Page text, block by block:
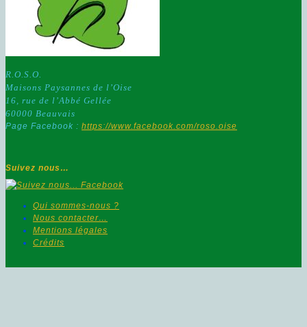
R.O.S.O.
Maisons Paysannes de l’Oise
16, rue de l’Abbé Gellée
60000 Beauvais
Page Facebook : https://www.facebook.com/roso.oise
Suivez nous…
Qui sommes-nous ?
Nous contacter…
Mentions légales
Crédits